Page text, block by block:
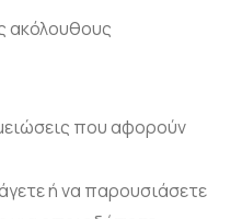
ακόλουθους
που αφορούν
ή να παρουσιάσετε